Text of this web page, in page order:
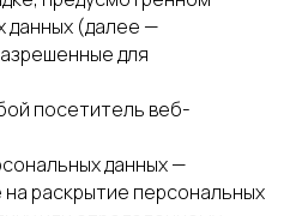
данных (далее —
для
посетитель веб-
данных —
раскрытие персональных